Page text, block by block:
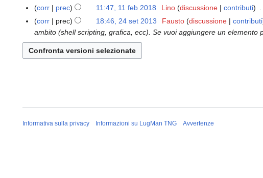
2
s
s
u
o
o
N
s
u
n
e
t
1
1
e
corr prec 11:47, 11 feb 2018 Lino discussione contributi
N
e
s
s
g
2
s
corr prec 18:46, 24 set 2013 Fausto discussione contributi
ambito (shell scripting, grafica, ecc). Se vuoi aggiungere un elemento
Informativa sulla privacy Informazioni su LugMan TNG Avvertenze